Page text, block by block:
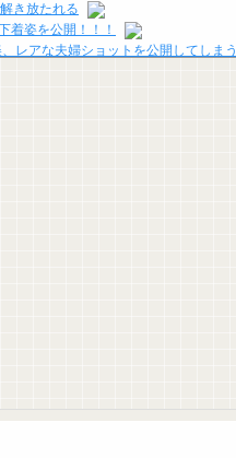
き放たれる
着姿を公開！！！
レアな夫婦ショットを公開してしまう